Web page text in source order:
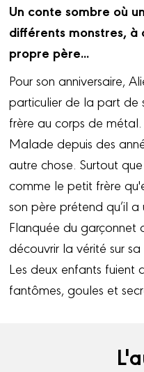
Un conte sombre où
différents monstres,
propre père...
Pour son anniversaire,
particulier de la part de
frère au corps de métal.
Malade depuis des
autre chose. Surtout
comme le petit frère
son père prétend qu’il
Flanquée du garçonnet
découvrir la vérité sur
Les deux enfants fuient
fantômes, goules et